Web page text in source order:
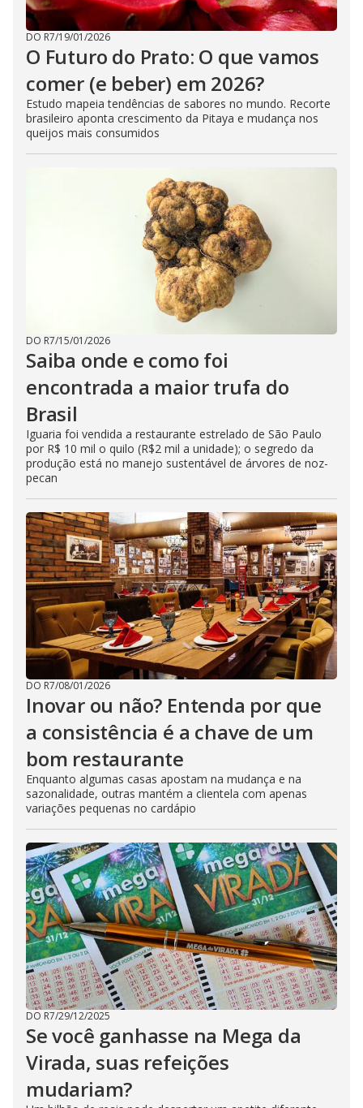
DO R7/19/01/2026
O Futuro do Prato: O que vamos
comer (e beber) em 2026?
Estudo mapeia tendências de sabores no mundo. Recorte
brasileiro aponta crescimento da Pitaya e mudança nos
queijos mais consumidos
DO R7/15/01/2026
Saiba onde e como foi
encontrada a maior trufa do
Brasil
Iguaria foi vendida a restaurante estrelado de São Paulo
por R$ 10 mil o quilo (R$2 mil a unidade); o segredo da
produção está no manejo sustentável de árvores de noz-
pecan
DO R7/08/01/2026
Inovar ou não? Entenda por que
a consistência é a chave de um
bom restaurante
Enquanto algumas casas apostam na mudança e na
sazonalidade, outras mantém a clientela com apenas
variações pequenas no cardápio
DO R7/29/12/2025
Se você ganhasse na Mega da
Virada, suas refeições
mudariam?